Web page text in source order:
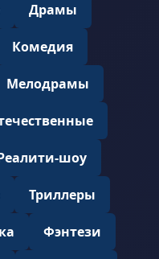
Драмы
Комедия
Мелодрамы
шоу
Триллеры
Фэнтези